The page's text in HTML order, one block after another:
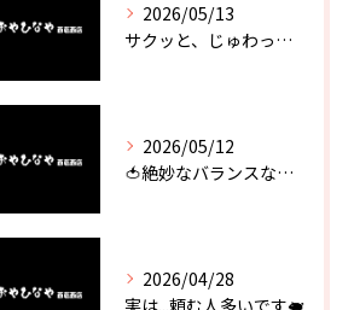
2026/05/13
サクッと、じゅわっと。瀬戸内が香るカキフライ
2026/05/12
🍅絶妙なバランスなのに最高な一品🥗
2026/04/28
実は...頼む人多いです🐖